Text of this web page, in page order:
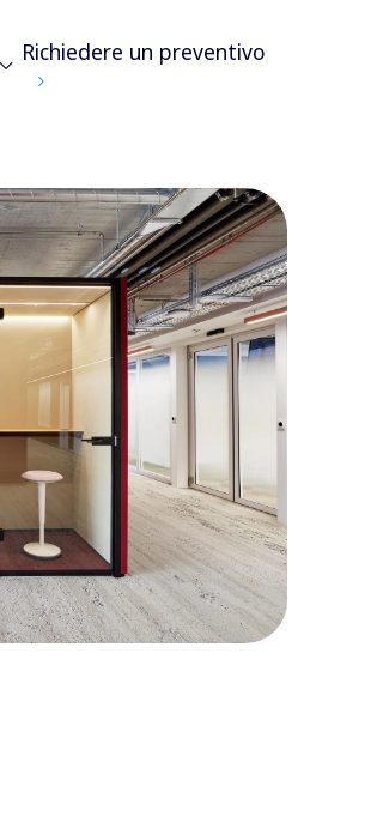
Richiedere un preventivo